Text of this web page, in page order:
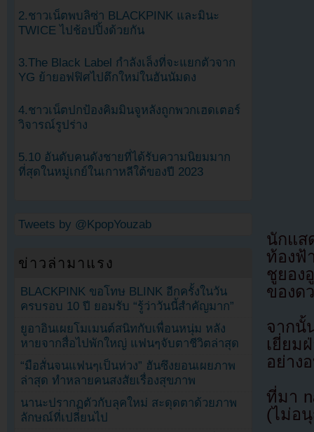
นักแส
ท้องฟ้
ชูยอง
ของด
จากนั้
เยี่ยม
อย่าง
ที่มา
(ไม่อ
2.ชาวเน็ตพบลิซ่า BLACKPINK และมินะ
TWICE ไปช้อปปิ้งด้วยกัน
3.The Black Label กำลังเล็งที่จะแยกตัวจาก
YG ย้ายอฟฟิศไปตึกใหม่ในฮันนัมดง
4.ชาวเน็ตปกป้องคิมมินจูหลังถูกพวกเฮดเตอร์
วิจารณ์รูปร่าง
5.10 อันดับคนดังชายที่ได้รับความนิยมมาก
ที่สุดในหมู่เกย์ในเกาหลีใต้ของปี 2023
Tweets by @KpopYouzab
ข่าวล่ามาแรง
BLACKPINK ขอโทษ BLINK อีกครั้งในวัน
ครบรอบ 10 ปี ยอมรับ “รู้ว่าวันนี้สำคัญมาก”
ยูอาอินเผยโมเมนต์สนิทกับเพื่อนหนุ่ม หลัง
หายจากสื่อไปพักใหญ่ แฟนๆจับตาชีวิตล่าสุด
“มือสั่นจนแฟนๆเป็นห่วง” ฮันซึงยอนเผยภาพ
ล่าสุด ทำหลายคนสงสัยเรื่องสุขภาพ
นานะปรากฏตัวกับลุคใหม่ สะดุดตาด้วยภาพ
ลักษณ์ที่เปลี่ยนไป